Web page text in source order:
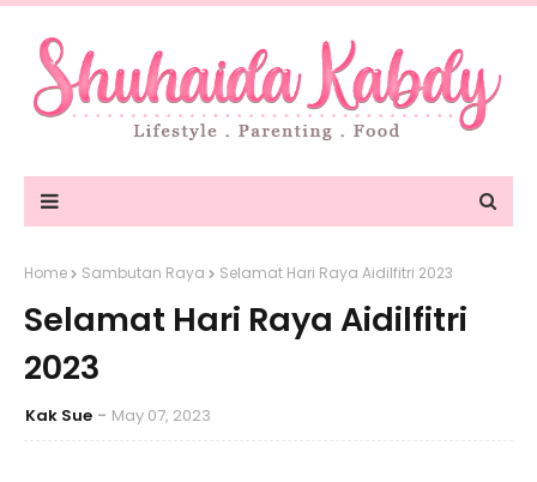
Home Sambutan Raya Selamat Hari Raya Aidilfitri 2023
Selamat Hari Raya Aidilfitri
2023
Kak Sue May 07, 2023